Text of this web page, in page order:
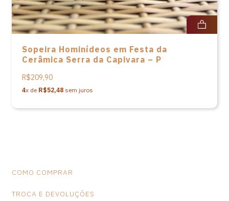
Sopeira Hominídeos em Festa da
Cerâmica Serra da Capivara – P
R$209,90
4x de R$52,48 sem juros
COMO COMPRAR
TROCA E DEVOLUÇÕES